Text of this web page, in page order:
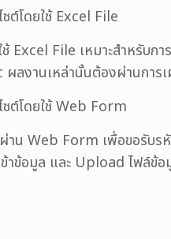
ต์โดยใช้ Excel File
ช้ Excel File เหมาะสำหรับ
านเหล่านั้นต้องผ่านการเ
ต์โดยใช้ Web Form
าน Web Form เพื่อขอรั
าข้อมูล และ Upload ไฟล์ข้